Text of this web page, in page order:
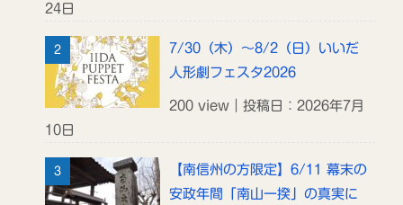
24日
7/30（木）～8/2（日）いいだ
人形劇フェスタ2026
200 view｜投稿日：2026年7月
10日
【南信州の方限定】6/11 幕末の
安政年間「南山一揆」の真実に